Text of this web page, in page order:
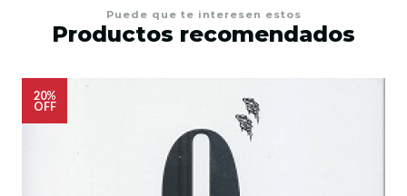
Puede que te interesen estos
Productos recomendados
20%
OFF